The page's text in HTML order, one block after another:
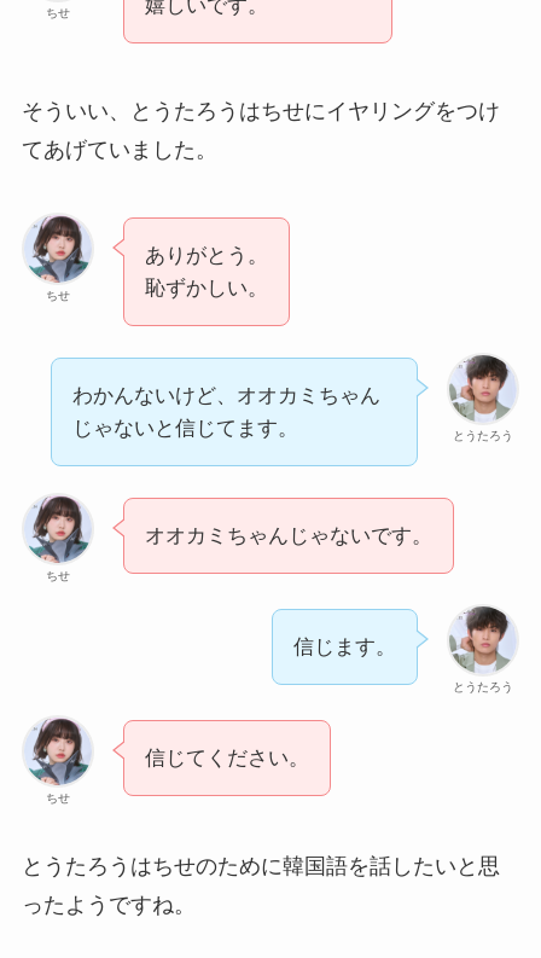
ちせ 嬉しいです。
そういい、とうたろうはちせにイヤリングをつけ
てあげていました。
ちせ
ありがとう。
恥ずかしい。
とうたろう
わかんないけど、オオカミちゃん
じゃないと信じてます。
ちせ
オオカミちゃんじゃないです。
とうたろう
信じます。
ちせ
信じてください。
とうたろうはちせのために韓国語を話したいと思
ったようですね。